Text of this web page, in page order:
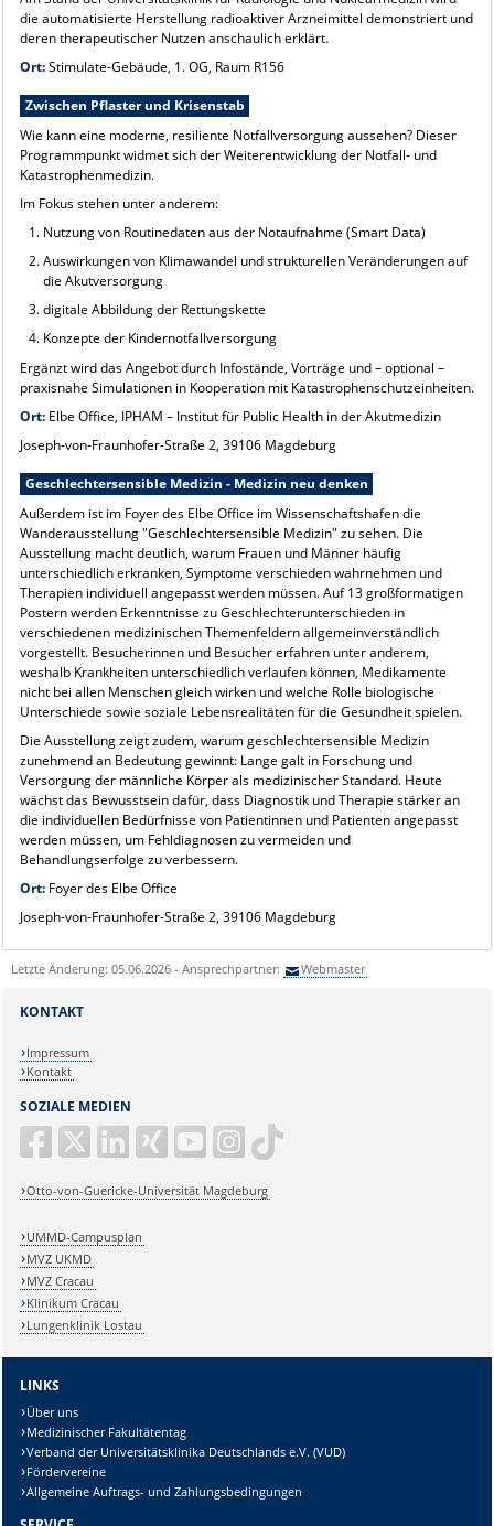
die automatisierte Herstellung radioaktiver Arzneimittel demonstriert und
deren therapeutischer Nutzen anschaulich erklärt.
Ort:Stimulate-Gebäude, 1. OG, Raum R156
Zwischen Pflaster und Krisenstab
Wie kann eine moderne, resiliente Notfallversorgung aussehen? Dieser
Programmpunkt widmet sich der Weiterentwicklung der Notfall- und
Katastrophenmedizin.
Im Fokus stehen unter anderem:
Nutzung von Routinedaten aus der Notaufnahme (Smart Data)
Auswirkungen von Klimawandel und strukturellen Veränderungen auf
die Akutversorgung
digitale Abbildung der Rettungskette
Konzepte der Kindernotfallversorgung
Ergänzt wird das Angebot durch Infostände, Vorträge und – optional –
praxisnahe Simulationen in Kooperation mit Katastrophenschutzeinheiten.
Ort:Elbe Office, IPHAM – Institut für Public Health in der Akutmedizin
Joseph-von-Fraunhofer-Straße 2, 39106 Magdeburg
Geschlechtersensible Medizin - Medizin neu denken
Außerdem ist im Foyer des Elbe Office im Wissenschaftshafen die
Wanderausstellung "Geschlechtersensible Medizin" zu sehen. Die
Ausstellung macht deutlich, warum Frauen und Männer häufig
unterschiedlich erkranken, Symptome verschieden wahrnehmen und
Therapien individuell angepasst werden müssen. Auf 13 großformatigen
Postern werden Erkenntnisse zu Geschlechterunterschieden in
verschiedenen medizinischen Themenfeldern allgemeinverständlich
vorgestellt. Besucherinnen und Besucher erfahren unter anderem,
weshalb Krankheiten unterschiedlich verlaufen können, Medikamente
nicht bei allen Menschen gleich wirken und welche Rolle biologische
Unterschiede sowie soziale Lebensrealitäten für die Gesundheit spielen.
Die Ausstellung zeigt zudem, warum geschlechtersensible Medizin
zunehmend an Bedeutung gewinnt: Lange galt in Forschung und
Versorgung der männliche Körper als medizinischer Standard. Heute
wächst das Bewusstsein dafür, dass Diagnostik und Therapie stärker an
die individuellen Bedürfnisse von Patientinnen und Patienten angepasst
werden müssen, um Fehldiagnosen zu vermeiden und
Behandlungserfolge zu verbessern.
Ort:Foyer des Elbe Office
Joseph-von-Fraunhofer-Straße 2, 39106 Magdeburg
Letzte Änderung: 05.06.2026 - Ansprechpartner: Webmaster
SOZIALE MEDIEN
Otto-von-Guericke-Universität Magdeburg
KONTAKT
Impressum
Kontakt
UMMD-Campusplan
MVZ UKMD
MVZ Cracau
Klinikum Cracau
Lungenklinik Lostau
LINKS
Über uns
Medizinischer Fakultätentag
Verband der Universitätsklinika Deutschlands e.V. (VUD)
Fördervereine
Allgemeine Auftrags- und Zahlungsbedingungen